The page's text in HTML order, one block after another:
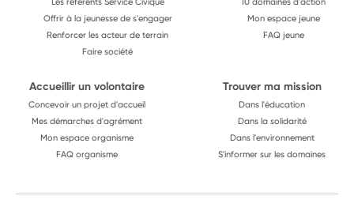
Offrir à la jeunesse de s'engager
Renforcer les acteur de terrain
Faire société
Mon espace jeune
FAQ jeune
Accueillir un volontaire
Concevoir un projet d'accueil
Mes démarches d'agrément
Mon espace organisme
FAQ organisme
Trouver ma mission
Dans l'éducation
Dans la solidarité
Dans l'environnement
S'informer sur les domaines